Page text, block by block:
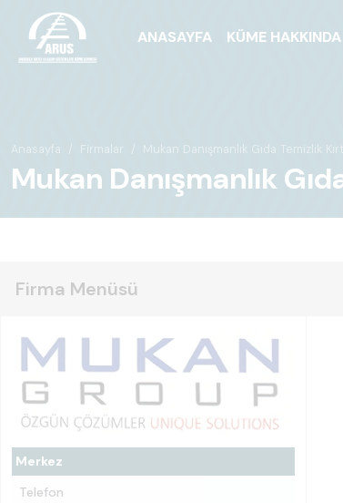
ANASAYFA KÜME HAKKINDA
Anasayfa Firmalar Mukan Danışmanlık Gıda Temizlik
Mukan Danışmanlık
Firma Menüsü
Merkez
Telefon